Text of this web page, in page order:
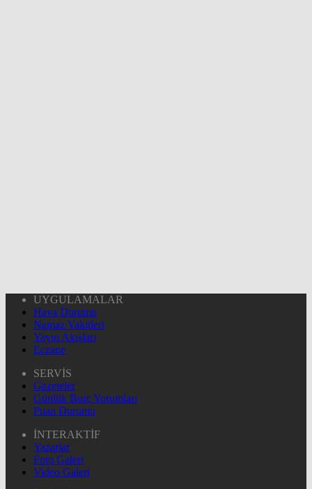
UYGULAMALAR
Hava Durumu
Namaz Vakitleri
Yayın Akışları
Eczane
SERVİS
Gazeteler
Günlük Burç Yorumları
Puan Durumu
İNTERAKTİF
Yazarlar
Foto Galeri
Video Galeri